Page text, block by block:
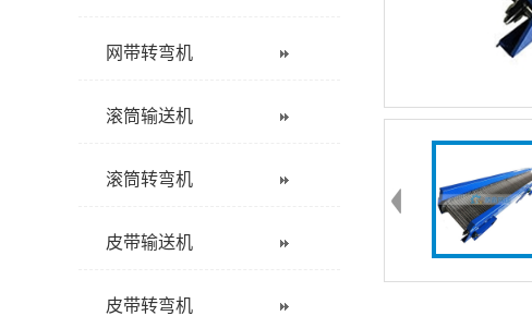
网带转弯机
滚筒输送机
滚筒转弯机
皮带输送机
皮带转弯机